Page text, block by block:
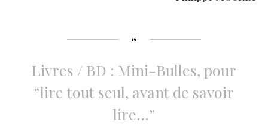
Livres / BD : Mini-Bulles, pour
“lire tout seul, avant de savoir
lire…”